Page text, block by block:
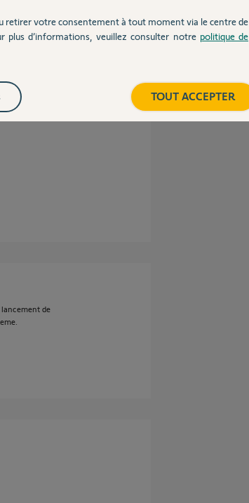
de
retirer votre consentement à tout moment via le centre de
plus d’informations, veuillez consulter notre politique de
TOUT ACCEPTER